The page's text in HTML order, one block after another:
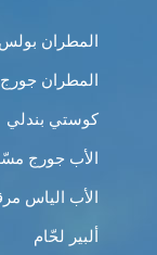
المطران
المطران
كوستي بندلي
الأب جورج
الأب الياس
ألبير لحّام